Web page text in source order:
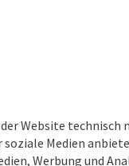
Website
Medien
Werbung und